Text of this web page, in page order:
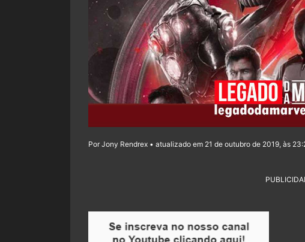
Por Jony Rendrex • atualizado em 21 de outubro de 2019, às